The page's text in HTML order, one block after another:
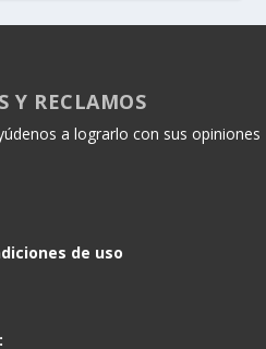
Y RECLAMOS
a lograrlo con sus opiniones
de uso